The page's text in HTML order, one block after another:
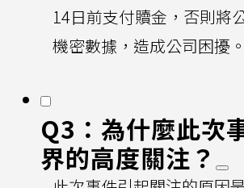
14日前支付贖金，否則將
機密數據，造成公司困擾。
Q3：為什麼此次
界的高度關注？